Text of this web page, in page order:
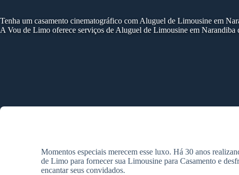
Tenha um casamento cinematográfico com Aluguel de Limousine em
A Vou de Limo oferece serviços de Aluguel de Limousine em
Momentos especiais merecem esse luxo. Há 30 anos
de Limo para fornecer sua Limousine para Casamento e
encantar seus convidados.